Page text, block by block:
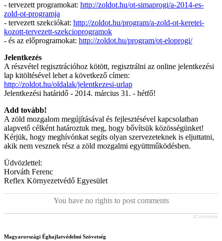
- tervezett programokat: http://zoldot.hu/ot-simaprogi/a-2014-es-
zold-ot-programja
- tervezett szekciókat: http://zoldot.hu/program/a-zold-ot-keretei-
kozott-tervezett-szekcioprogramok
- és az előprogramokat: http://zoldot.hu/program/ot-eloprogi/
Jelentkezés
A részvétel regisztrációhoz kötött, regisztrálni az online jelentkezési
lap kitöltésével lehet a következő címen:
http://zoldot.hu/oldalak/jelentkezesi-urlap
Jelentkezési határidő - 2014. március 31. - hétfő!
Add tovább!
A zöld mozgalom megújításával és fejlesztésével kapcsolatban
alapvető célként határoztuk meg, hogy bővítsük közösségünket!
Kérjük, hogy meghívónkat segíts olyan szervezeteknek is eljuttatni,
akik nem vesznek rész a zöld mozgalmi együttműködésben.
Üdvözlettel:
Horváth Ferenc
Reflex Környezetvédő Egyesület
You have no rights to post comments
JComments
Magyarországi Éghajlatvédelmi Szövetség